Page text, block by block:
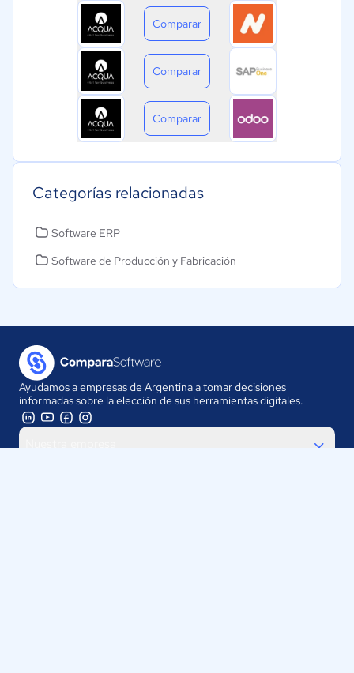
Comparar
Comparar
Comparar
Categorías relacionadas
Software ERP
Software de Producción y Fabricación
Ayudamos a empresas de Argentina a tomar decisiones
informadas sobre la elección de sus herramientas digitales.